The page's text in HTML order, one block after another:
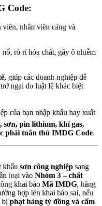
Code:
viên, nhân viên cảng và
nổ, rò rỉ hóa chất, gây ô nhiễm
, giúp các doanh nghiệp dễ
ngại do luật lệ khác biệt
của bạn nhập khẩu hay xuất
sơn, pin lithium, khí gas,
phải tuân thủ IMDG Code.
khẩu sơn công nghiệp sang
loại vào Nhóm 3 – chất
khai báo Mã IMDG, hãng
hợp lén khai báo sai, nếu
bị phạt hàng tỷ đồng và cấm